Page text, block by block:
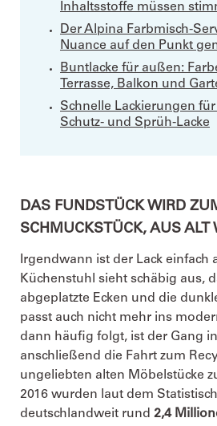
Inhaltsstoffe müssen
Der Alpina Farbmisch-
Nuance auf den Punkt
Buntlacke für außen:
Terrasse, Balkon und
Schnelle Lackierungen
Schutz- und Sprüh-Lacke
DAS FUNDSTÜCK WIRD
SCHMUCKSTÜCK, AUS ALT
Irgendwann ist der Lack einfach
Küchenstuhl sieht schäbig aus,
abgeplatzte Ecken und die
passt auch nicht mehr ins
dann häufig folgt, ist der Gang
anschließend die Fahrt zum
ungeliebten alten Möbelstücke
2016 wurden laut dem
deutschlandweit rund 2,4